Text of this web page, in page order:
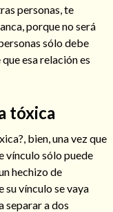
personas, te
porque no será
sólo debe
esa relación es
tóxica
bien, una vez que
vínculo sólo puede
hechizo de
su vínculo se vaya
separar a dos